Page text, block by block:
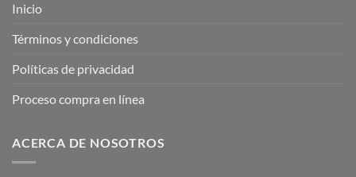
Inicio
Términos y condiciones
Políticas de privacidad
Proceso compra en línea
ACERCA DE NOSOTROS